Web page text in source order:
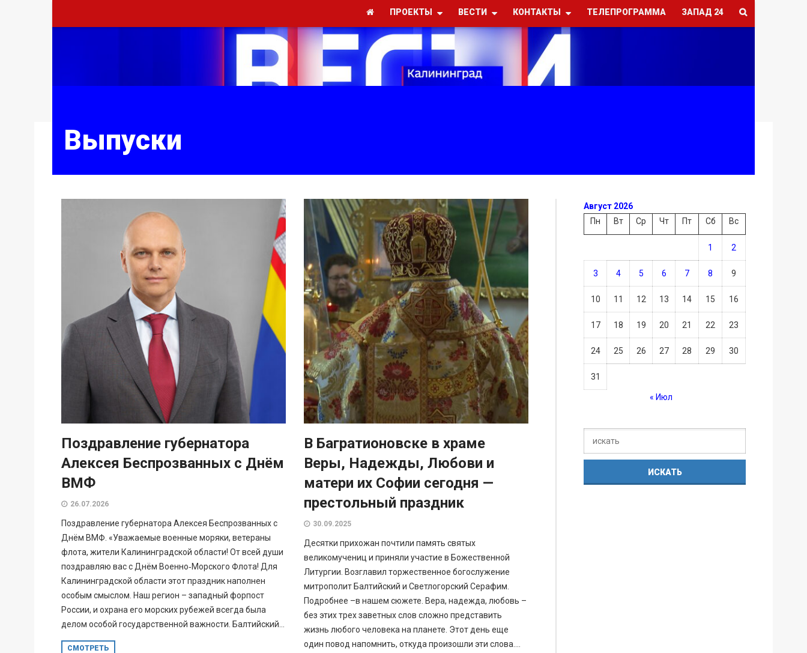
ПРОЕКТЫ ВЕСТИ КОНТАКТЫ ТЕЛЕПРОГРАММА ЗАПАД 24
Выпуски
Поздравление губернатора
Алексея Беспрозванных с Днём
ВМФ
26.07.2026
Поздравление губернатора Алексея Беспрозванных с
Днём ВМФ. «Уважаемые военные моряки, ветераны
флота, жители Калининградской области! От всей души
поздравляю вас с Днём Военно‑Морского Флота! Для
Калининградской области этот праздник наполнен
особым смыслом. Наш регион – западный форпост
России, и охрана его морских рубежей всегда была
делом особой государственной важности. Балтийский...
СМОТРЕТЬ
В Багратионовске в храме
Веры, Надежды, Любови и
матери их Софии сегодня —
престольный праздник
30.09.2025
Десятки прихожан почтили память святых
великомучениц и приняли участие в Божественной
Литургии. Возглавил торжественное богослужение
митрополит Балтийский и Светлогорский Серафим.
Подробнее –в нашем сюжете. Вера, надежда, любовь –
без этих трех заветных слов сложно представить
жизнь любого человека на планете. Этот день еще
один повод напомнить, откуда произошли эти слова....
Август 2026
Пн
Вт Ср Чт Пт Сб Вс
1 2
3 4 5 6 7 8 9
10 11 12 13 14 15 16
17 18 19 20 21 22 23
24 25 26 27 28 29 30
31
« Июл